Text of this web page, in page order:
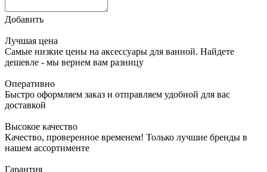
Добавить
Лучшая цена
Самые низкие цены на аксессуары для ванной. Найдете
дешевле - мы вернем вам разницу
Оперативно
Быстро оформляем заказ и отправляем удобной для вас
доставкой
Высокое качество
Качество, проверенное временем! Только лучшие бренды в
нашем ассортименте
Гарантия